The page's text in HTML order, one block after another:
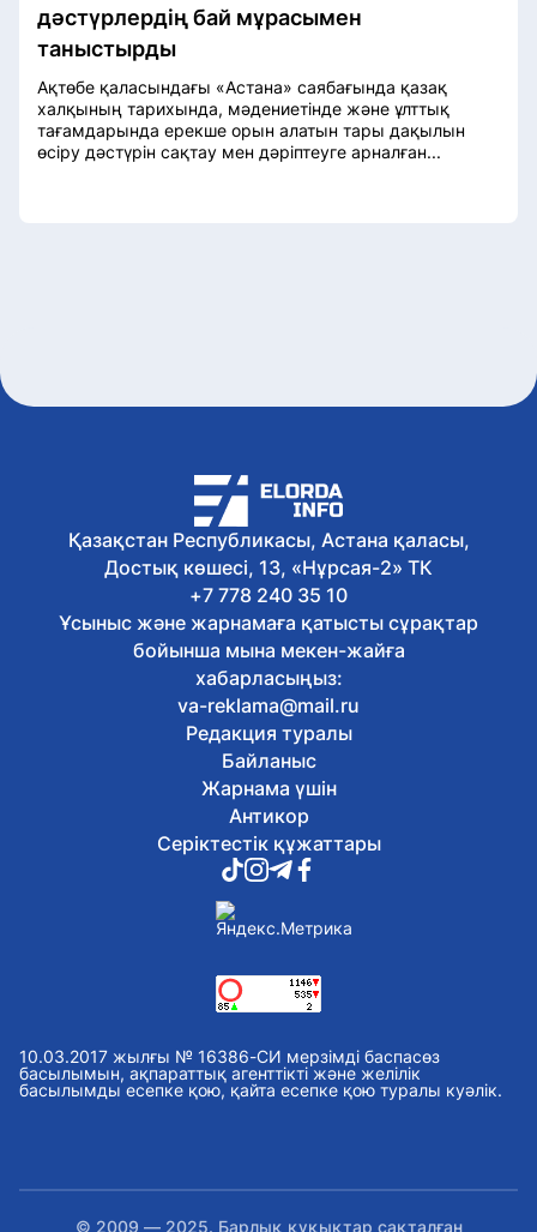
дәстүрлердің бай мұрасымен
таныстырды
Ақтөбе қаласындағы «Астана» саябағында қазақ
халқының тарихында, мәдениетінде және ұлттық
тағамдарында ерекше орын алатын тары дақылын
өсіру дәстүрін сақтау мен дәріптеуге арналған...
Қазақстан Республикасы, Астана қаласы,
Достық көшесі, 13, «Нұрсая-2» ТК
+7 778 240 35 10
Ұсыныс және жарнамаға қатысты сұрақтар
бойынша мына мекен-жайға
хабарласыңыз:
va-reklama@mail.ru
Редакция туралы
Байланыс
Жарнама үшін
Антикор
Серіктестік құжаттары
10.03.2017 жылғы № 16386-СИ мерзімді баспасөз
басылымын, ақпараттық агенттікті және желілік
басылымды есепке қою, қайта есепке қою туралы куәлік.
© 2009 — 2025. Барлық құқықтар сақталған